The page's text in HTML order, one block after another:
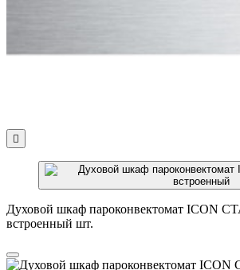

Духовой шкаф пароконвектомат ICON
встроенный шт.